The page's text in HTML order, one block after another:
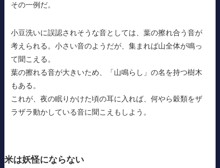
その一例だ。
小豆洗いに誤認されそうな音としては、葉の擦れ合う音が
考えられる。小さい音のようだが、集まれば山全体が鳴っ
て聞こえる。
葉の擦れる音が大きいため、「山鳴らし」の名を持つ樹木
もある。
これが、夜の眠りかけた頃の耳に入れば、何やら穀類をザ
ラザラ動かしている音に聞こえもしよう。
米は妖怪にならない